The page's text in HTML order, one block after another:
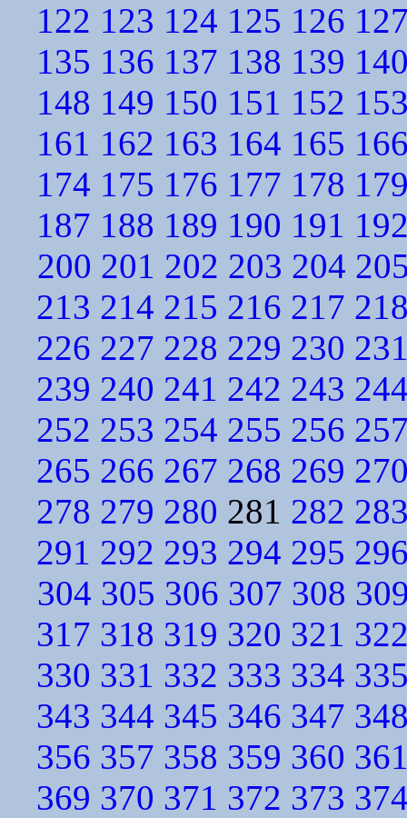
122 123 124 125 126
135 136 137 138 139
148 149 150 151 152
161 162 163 164 165
174 175 176 177 178
187 188 189 190 191
200 201 202 203 204
213 214 215 216 217
226 227 228 229 230
239 240 241 242 243
252 253 254 255 256
265 266 267 268 269
278 279 280 281 282
291 292 293 294 295
304 305 306 307 308
317 318 319 320 321
330 331 332 333 334
343 344 345 346 347
356 357 358 359 360
369 370 371 372 373